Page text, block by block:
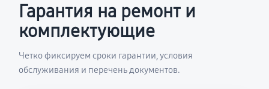
Гарантия на ремонт и
комплектующие
Четко фиксируем сроки гарантии, условия
обслуживания и перечень документов.